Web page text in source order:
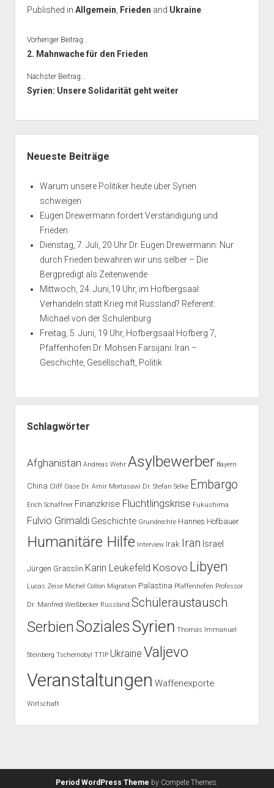
Published in Allgemein Frieden and Ukraine
Vorheriger Beitrag...
2. Mahnwache für den Frieden
Nächster Beitrag...
Syrien: Unsere Solidarität geht weiter
Neueste Beiträge
Warum unsere Politiker heute über Syrien
schweigen
Eugen Drewermann fordert Verständigung und
Frieden
Dienstag, 7. Juli, 20 Uhr Dr. Eugen Drewermann: Nur
durch Frieden bewahren wir uns selber – Die
Bergpredigt als Zeitenwende
Mittwoch, 24. Juni,19 Uhr, im Hofbergsaal:
Verhandeln statt Krieg mit Russland? Referent:
Michael von der Schulenburg
Freitag, 5. Juni, 19 Uhr, Hofbergsaal Hofberg 7,
Pfaffenhofen Dr. Mohsen Farsijani: Iran –
Geschichte, Gesellschaft, Politik
Schlagwörter
Afghanistan Andreas Wehr Asylbewerber Bayern
China Cliff Oase Dr. Amir Mortasawi Dr. Stefan Selke Embargo
Erich Schaffner Finanzkrise Flüchtlingskrise Fukushima
Fulvio Grimaldi Geschichte Grundrechte Hannes Hofbauer
Humanitäre Hilfe Interview Irak Iran Israel
Jürgen Grässlin Karin Leukefeld Kosovo Libyen
Lucas Zeise Michel Collon Migration Palästina Pfaffenhofen Professor
Dr. Manfred Weißbecker Russland Schüleraustausch
SerbienSoziales Syrien Thomas Immanuel
Steinberg Tschernobyl TTIP Ukraine Valjevo
Veranstaltungen Waffenexporte
Wirtschaft
Period WordPress Theme by Compete Themes.